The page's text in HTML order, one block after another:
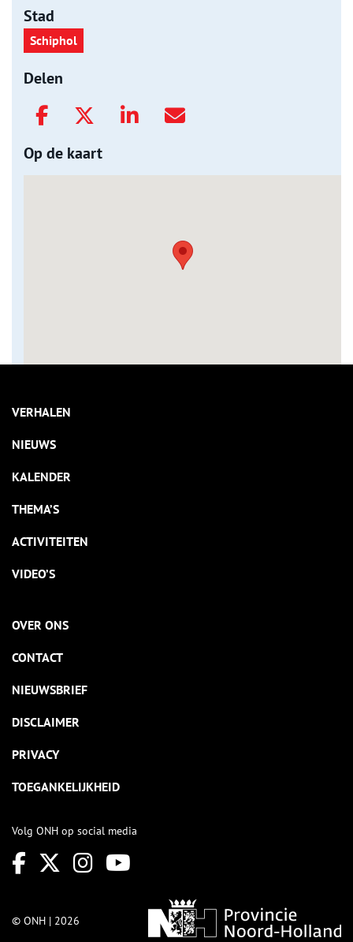
Stad
Schiphol
Delen
Op de kaart
VERHALEN
NIEUWS
KALENDER
THEMA’S
ACTIVITEITEN
VIDEO’S
OVER ONS
CONTACT
NIEUWSBRIEF
DISCLAIMER
PRIVACY
TOEGANKELIJKHEID
Volg ONH op social media
© ONH | 2026